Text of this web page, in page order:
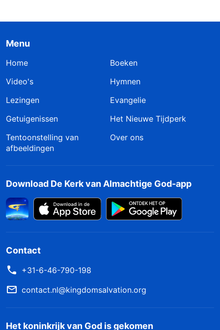
Menu
Home
Boeken
Video's
Hymnen
Lezingen
Evangelie
Getuigenissen
Het Nieuwe Tijdperk
Tentoonstelling van
afbeeldingen
Over ons
Download De Kerk van Almachtige God-app
Contact
+31-6-46-790-198
contact.nl@kingdomsalvation.org
Het koninkrijk van God is gekomen